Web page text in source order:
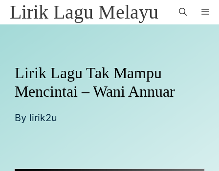
SkipLirik Lagu Melayu
Lirik Lagu Tak Mampu
Mencintai – Wani Annuar
By lirik2u